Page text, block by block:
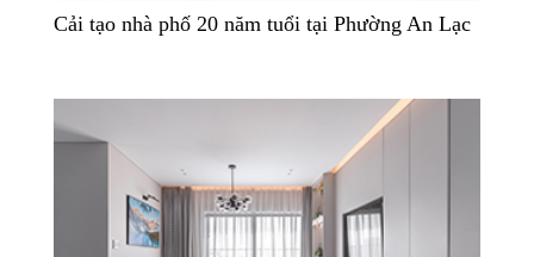
Cải tạo nhà phố 20 năm tuổi tại Phường An Lạc